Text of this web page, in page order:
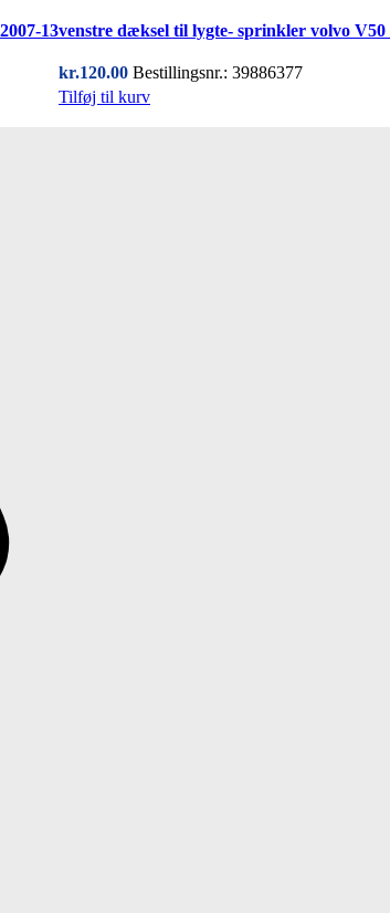
13venstre dæksel til lygte- sprinkler volvo V50
kr.120.00 Bestillingsnr.: 39886377
Tilføj til kurv